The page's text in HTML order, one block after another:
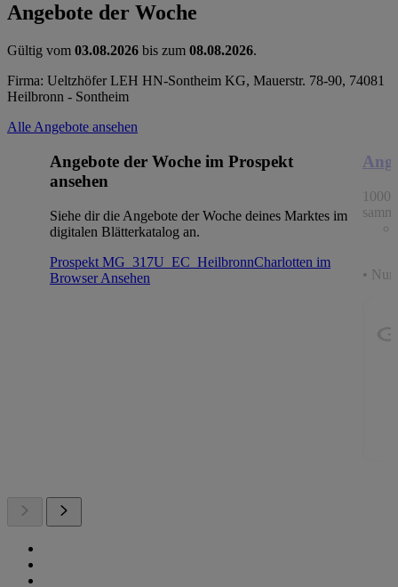
Angebote der Woche
Gültig vom 03.08.2026 bis zum 08.08.2026.
Firma: Ueltzhöfer LEH HN-Sontheim KG, Mauerstr. 78-90, 74081
Heilbronn - Sontheim
Alle Angebote ansehen
Angebote der Woche im Prospekt
ansehen
Siehe dir die Angebote der Woche deines Marktes im
digitalen Blätterkatalog an.
Prospekt MG_317U_EC_HeilbronnCharlotten im
BrowserAnsehen
1000
• Nur